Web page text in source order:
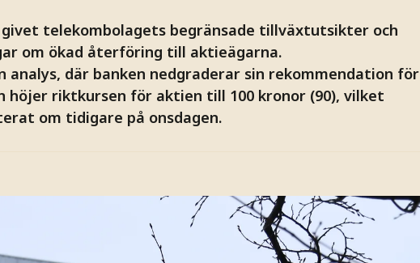
telekombolagets begränsade tillväxtutsikter och
om ökad återföring till aktieägarna.
analys, där banken nedgraderar sin rekommendation för
höjer riktkursen för aktien till 100 kronor (90), vilket
om tidigare på onsdagen.